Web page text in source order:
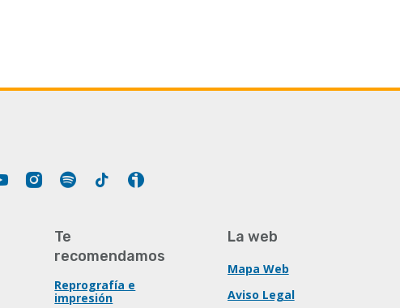
YouTubeInstagram
Spotify Tiktok
Te
recomendamos
Reprografía e
impresión
La web
Mapa Web
Aviso Legal